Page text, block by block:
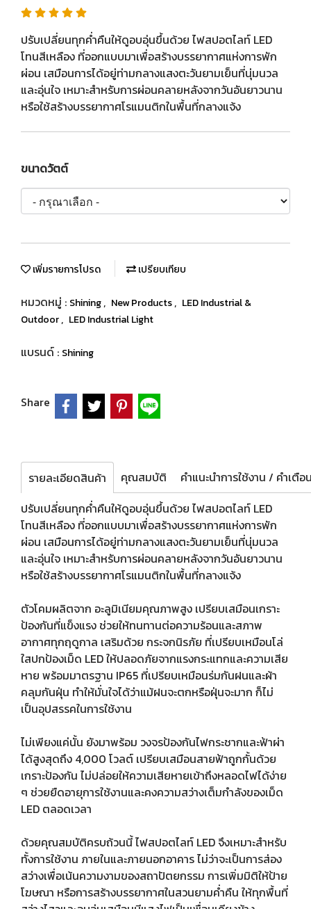
ปรับเปลี่ยนทุกค่ำคืนให้ดูอบอุ่นขึ้นด้วย ไฟสปอตไลท์ LED
โทนสีเหลือง ที่ออกแบบมาเพื่อสร้างบรรยากาศแห่งการพัก
ผ่อน เสมือนการได้อยู่ท่ามกลางแสงตะวันยามเย็นที่นุ่มนวล
และอุ่นใจ เหมาะสำหรับการผ่อนคลายหลังจากวันอันยาวนาน
หรือใช้สร้างบรรยากาศโรแมนติกในพื้นที่กลางแจ้ง
ขนาดวัตต์
เพิ่มรายการโปรด เปรียบเทียบ
หมวดหมู่ : Shining, New Products, LED Industrial &
Outdoor, LED Industrial Light
แบรนด์ : Shining
Share
รายละเอียดสินค้า
คุณสมบัติ
ปรับเปลี่ยนทุกค่ำคืนให้ดูอบอุ่นขึ้นด้วย ไฟสปอตไลท์ LED
โทนสีเหลือง ที่ออกแบบมาเพื่อสร้างบรรยากาศแห่งการพัก
ผ่อน เสมือนการได้อยู่ท่ามกลางแสงตะวันยามเย็นที่นุ่มนวล
และอุ่นใจ เหมาะสำหรับการผ่อนคลายหลังจากวันอันยาวนาน
หรือใช้สร้างบรรยากาศโรแมนติกในพื้นที่กลางแจ้ง
ตัวโคมผลิตจาก อะลูมิเนียมคุณภาพสูง เปรียบเสมือนเกราะ
ป้องกันที่แข็งแรง ช่วยให้ทนทานต่อความร้อนและสภาพ
อากาศทุกฤดูกาล เสริมด้วย กระจกนิรภัย ที่เปรียบเหมือนโล่
ใสปกป้องเม็ด LED ให้ปลอดภัยจากแรงกระแทกและความเสีย
หาย พร้อมมาตรฐาน IP65 ที่เปรียบเหมือนร่มกันฝนและผ้า
คลุมกันฝุ่น ทำให้มั่นใจได้ว่าแม้ฝนจะตกหรือฝุ่นจะมาก ก็ไม่
เป็นอุปสรรคในการใช้งาน
ไม่เพียงแค่นั้น ยังมาพร้อม วงจรป้องกันไฟกระชากและฟ้าผ่า
ได้สูงสุดถึง 4,000 โวลต์ เปรียบเสมือนสายฟ้าถูกกั้นด้วย
เกราะป้องกัน ไม่ปล่อยให้ความเสียหายเข้าถึงหลอดไฟได้ง่าย
ๆ ช่วยยืดอายุการใช้งานและคงความสว่างเต็มกำลังของเม็ด
LED ตลอดเวลา
ด้วยคุณสมบัติครบถ้วนนี้ ไฟสปอตไลท์ LED จึงเหมาะสำหรับ
ทั้งการใช้งาน ภายในและภายนอกอาคาร ไม่ว่าจะเป็นการส่อง
สว่างเพื่อเน้นความงามของสถาปัตยกรรม การเพิ่มมิติให้ป้าย
โฆษณา หรือการสร้างบรรยากาศในสวนยามค่ำคืน ให้ทุกพื้นที่